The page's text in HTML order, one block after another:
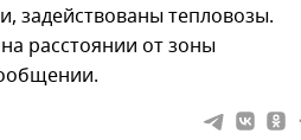
тепловозы.
расстоянии от зоны